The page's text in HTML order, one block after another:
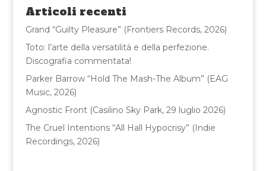
o
o
k
di
Articoli recenti
Grand “Guilty Pleasure” (Frontiers Records, 2026)
Toto: l’arte della versatilità e della perfezione.
Discografia commentata!
Parker Barrow “Hold The Mash-The Album” (EAG
Music, 2026)
Agnostic Front (Casilino Sky Park, 29 luglio 2026)
The Cruel Intentions “All Hall Hypocrisy” (Indie
Recordings, 2026)